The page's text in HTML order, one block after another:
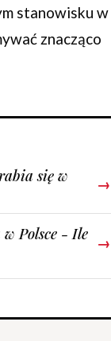
stanowisku w
znacząco
się w
→
Polsce - Ile
→